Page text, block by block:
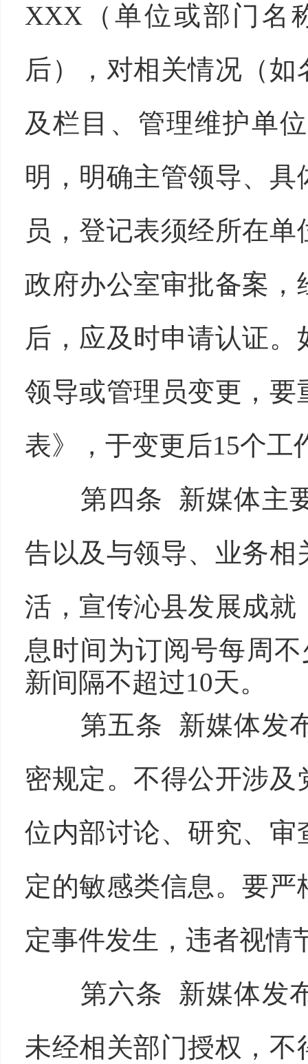
XXX（单位或部门名
后），对相关情况（
及栏目、管理维护单
明，明确主管领导、
员，登记表须经所在
政府办公室审批备案
后，应及时申请认证
领导或管理员变更，要
表》，于变更后15个工
第四条 新媒体主
告以及与领导、业务
活，宣传沁县发展成就
息时间为订阅号每周
新间隔不超过10天。
第五条 新媒体发
密规定。不得公开涉
位内部讨论、研究、
定的敏感类信息。要
定事件发生，违者视情
第六条 新媒体发
未经相关部门授权，